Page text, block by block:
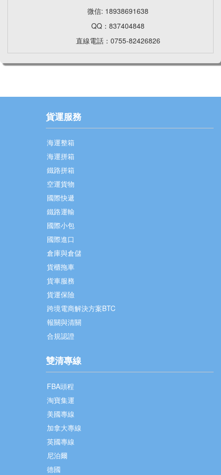
微信: 18938691638
QQ：837404848
直線電話：0755-82426826
貨運服務
海運整箱
海運拼箱
鐵路拼箱
空運貨物
國際快遞
鐵路運輸
國際小包
國際進口
倉庫與倉儲
貨櫃拖車
貨車服務
貨運保險
跨境電商解決方案BTC
報關與清關
合規認證
雙清專線
FBA頭程
淘寶集運
美國專線
加拿大專線
英國專線
尼泊爾
德國